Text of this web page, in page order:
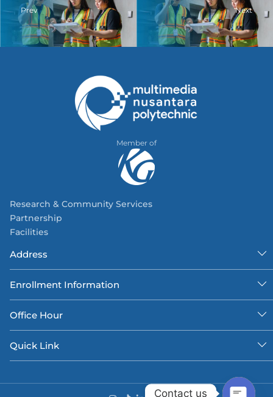
Prev Next
Member of
Research & Community Services
Partnership
Facilities
Address
Enrollment Information
Office Hour
Quick Link
Contact us